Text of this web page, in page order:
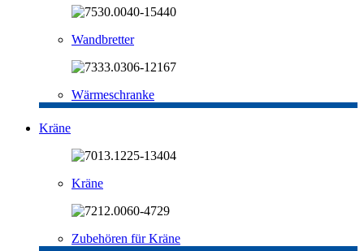
Wandbretter
Wärmeschranke
Kräne
Kräne
Zubehören für Kräne